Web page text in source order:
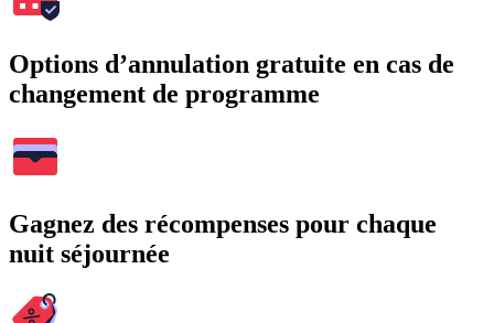
Options d’annulation gratuite en cas de
changement de programme
Gagnez des récompenses pour chaque
nuit séjournée